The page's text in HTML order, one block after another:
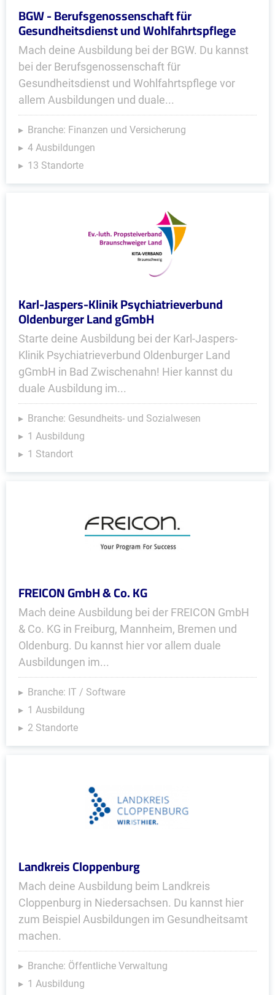
BGW - Berufsgenossenschaft für
Gesundheitsdienst und Wohlfahrtspflege
Mach deine Ausbildung bei der BGW. Du kannst
bei der Berufsgenossenschaft für
Gesundheitsdienst und Wohlfahrtspflege vor
allem Ausbildungen und duale...
Branche: Finanzen und Versicherung
4 Ausbildungen
13 Standorte
Karl-Jaspers-Klinik Psychiatrieverbund
Oldenburger Land gGmbH
Starte deine Ausbildung bei der Karl-Jaspers-
Klinik Psychiatrieverbund Oldenburger Land
gGmbH in Bad Zwischenahn! Hier kannst du
duale Ausbildung im...
Branche: Gesundheits- und Sozialwesen
1 Ausbildung
1 Standort
FREICON GmbH & Co. KG
Mach deine Ausbildung bei der FREICON GmbH
& Co. KG in Freiburg, Mannheim, Bremen und
Oldenburg. Du kannst hier vor allem duale
Ausbildungen im...
Branche: IT / Software
1 Ausbildung
2 Standorte
Landkreis Cloppenburg
Mach deine Ausbildung beim Landkreis
Cloppenburg in Niedersachsen. Du kannst hier
zum Beispiel Ausbildungen im Gesundheitsamt
machen.
Branche: Öffentliche Verwaltung
1 Ausbildung